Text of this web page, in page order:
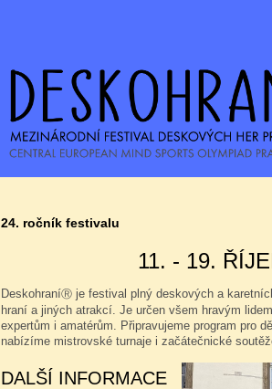
24. ročník festivalu
11. - 19.
DeskohraníⓇ je festival plný deskových a
hraní a jiných atrakcí. Je určen všem hravým
expertům i amatérům. Připravujeme program pro
nabízíme mistrovské turnaje i začátečnické
DALŠÍ INFORMACE